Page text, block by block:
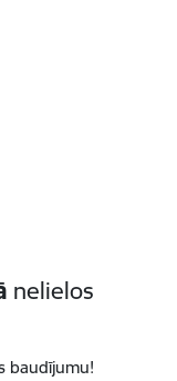
nelielos
baudījumu!